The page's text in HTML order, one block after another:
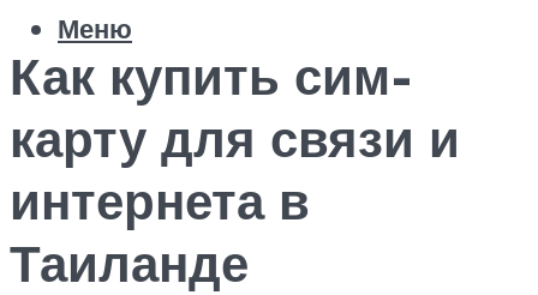
Меню
Как купить сим-
карту для связи и
интернета в
Таиланде